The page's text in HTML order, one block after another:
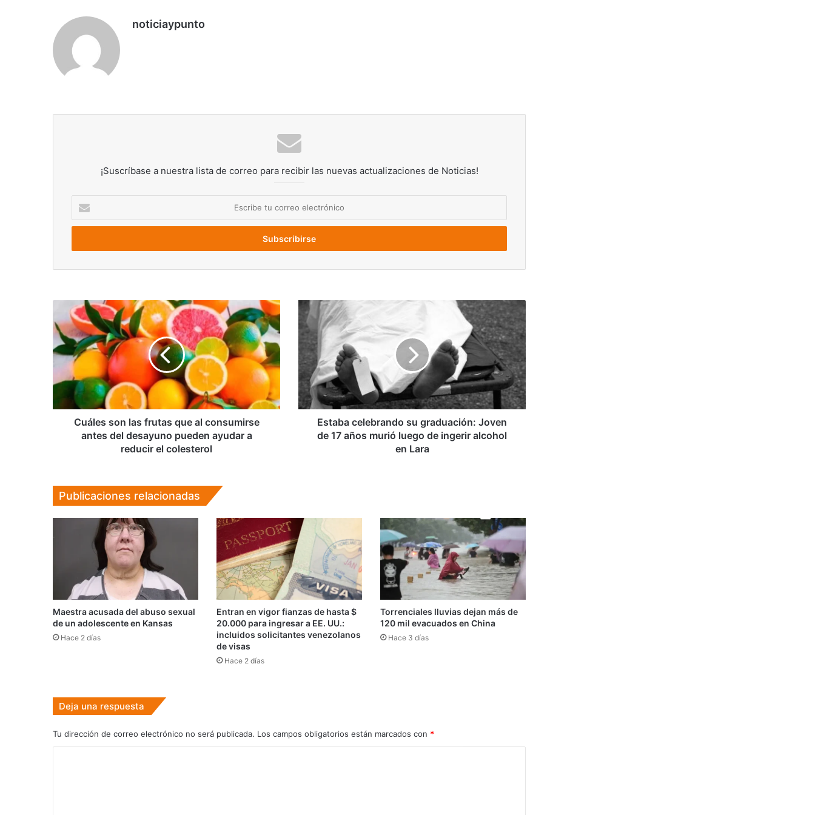
noticiaypunto
¡Suscríbase a nuestra lista de correo para recibir las nuevas actualizaciones de Noticias!
correo
Cuáles
las
frutas
que
al
consumirse
del
desayuno
el
colesterol
Cuáles son las frutas que al consumirse
antes del desayuno pueden ayudar a
reducir el colesterol
Estaba
celebrando
su
graduación:
Joven
de
17
años
murió
luegoEstaba celebrando su graduación: Joven
de 17 años murió luego de ingerir alcohol
en Lara
Publicaciones relacionadas
Maestra acusada del abuso sexual
de un adolescente en Kansas
Hace 2 días
Entran en vigor fianzas de hasta $
20.000 para ingresar a EE. UU.:
incluidos solicitantes venezolanos
de visas
Hace 2 días
Torrenciales lluvias dejan más de
120 mil evacuados en China
Hace 3 días
Deja una respuesta
Tu dirección de correo electrónico no será publicada. Los campos obligatorios están marcados con *